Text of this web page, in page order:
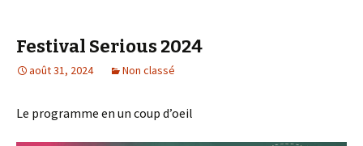
Festival Serious 2024
août 31, 2024 Non classé
Le programme en un coup d’oeil